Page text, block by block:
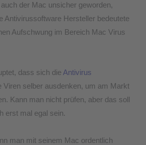
der Mac unsicher geworden,
Antivirussoftware Hersteller bedeutete
Aufschwung im Bereich Mac Virus
dass sich die Antivirus
Viren selber ausdenken, um am Markt
Kann man nicht prüfen, aber das soll
erst mal egal sein.
man mit seinem Mac ordentlich